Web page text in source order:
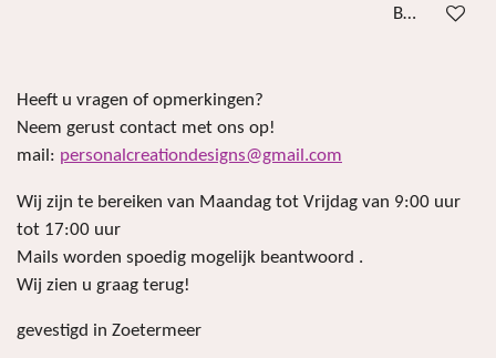
Bekijk details
Heeft u vragen of opmerkingen?
Neem gerust contact met ons op!
mail: personalcreationdesigns@gmail.com
Wij zijn te bereiken van Maandag tot Vrijdag van 9:00 uur
tot 17:00 uur
Mails worden spoedig mogelijk beantwoord .
Wij zien u graag terug!
gevestigd in Zoetermeer